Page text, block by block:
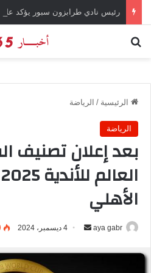
الرئيسية / الرياضة
الرياضة
بعد إعلان
الأهلي
aya gabr 4 ديسمبر، 2024